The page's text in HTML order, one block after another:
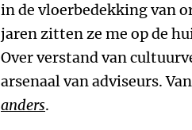
in de vloerbedekking van
jaren zitten ze me op de
Over verstand van
arsenaal van adviseurs.
anders.